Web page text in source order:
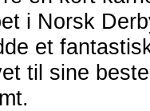
i Norsk
et
til sine